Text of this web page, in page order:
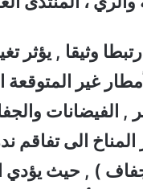
وثيقا , يؤثر
غير المتوقعة
الفيضانات
الى تفاقم
) , حيث يؤدي